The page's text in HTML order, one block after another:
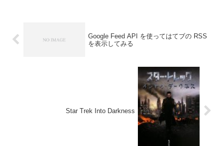
Google Feed API を使ってはてブの RSS
を表示してみる
Star Trek Into Darkness